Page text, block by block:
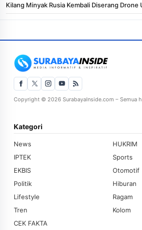
Kilang Minyak Rusia Kembali Diserang Drone
Copyright © 2026 SurabayaInside.com – Semua
Kategori
News
HUKRIM
IPTEK
Sports
EKBIS
Otomotif
Politik
Hiburan
Lifestyle
Ragam
Tren
Kolom
CEK FAKTA